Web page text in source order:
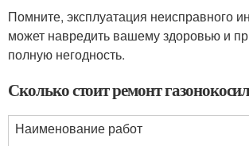
Помните, эксплуатация неисправного
может навредить вашему здоровью и
полную негодность.
Сколько стоит ремонт
Наименование работ